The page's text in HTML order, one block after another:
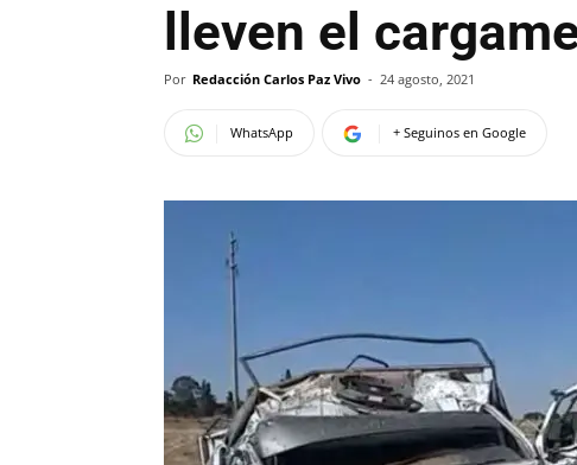
lleven el
Por Redacción Carlos Paz Vivo - 24 agosto, 2021
WhatsApp + Seguinos en Google